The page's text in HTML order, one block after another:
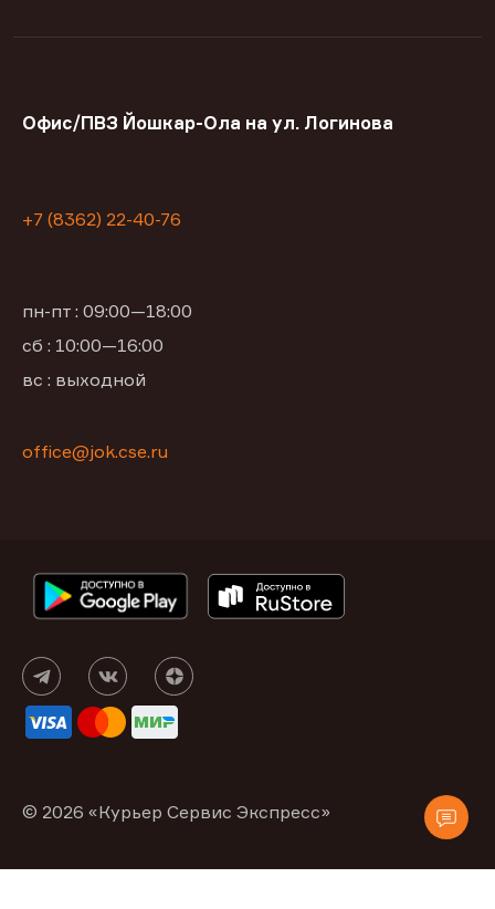
Офис/ПВЗ Йошкар-Ола на ул. Логинова
+7 (8362) 22-40-76
пн-пт : 09:00—18:00
сб : 10:00—16:00
вс : выходной
office@jok.cse.ru
© 2026 «Курьер Сервис Экспресс»